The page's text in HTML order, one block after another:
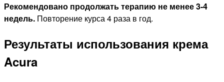
Рекомендовано продолжать терапию не менее 3-4
недель. Повторение курса 4 раза в год.
Результаты использования крема
Acura